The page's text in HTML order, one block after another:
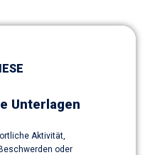
Unterlagen
Aktivität,
oder